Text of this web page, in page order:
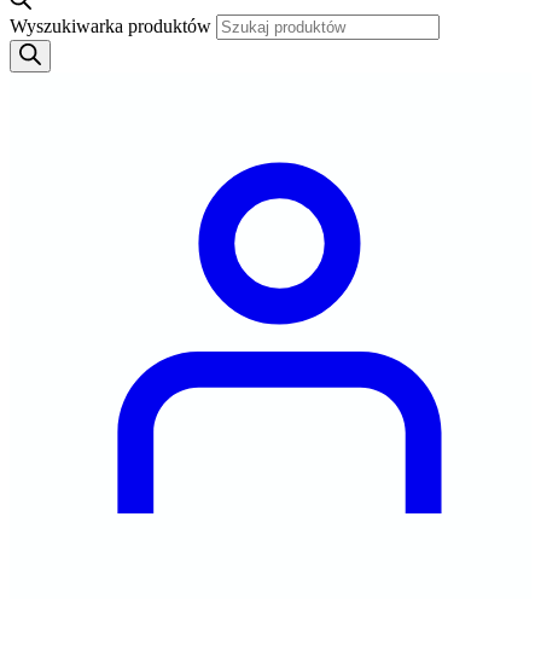
Wyszukiwarka produktów